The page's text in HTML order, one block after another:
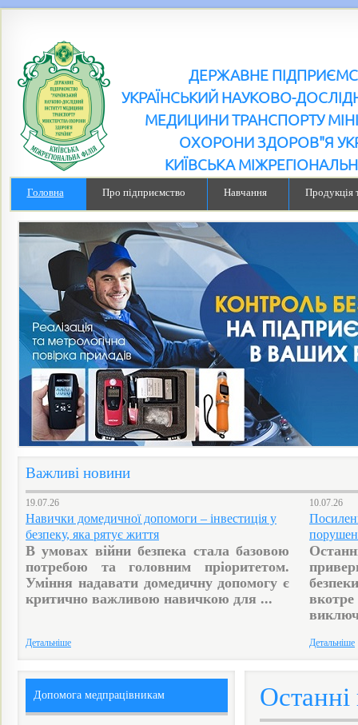
ДЕРЖАВНЕ
УКРАЇНСЬКИЙ НАУКОВО-
МЕДИЦИНИ ТРАНСПОРТУ
ОХОРОНИ ЗДОРОВ"Я
КИЇВСЬКА
Головна Про підприємство Навчання Продукція
Важливі новини
19.07.26
Навички домедичної допомоги – інвестиція у
безпеку, яка рятує життя
В умовах війни безпека стала базовою
потребою та головним пріоритетом.
Уміння надавати домедичну допомогу є
критично важливою навичкою для ...
Детальніше
10.07.26
Детальніше
Допомога медпрацівникам